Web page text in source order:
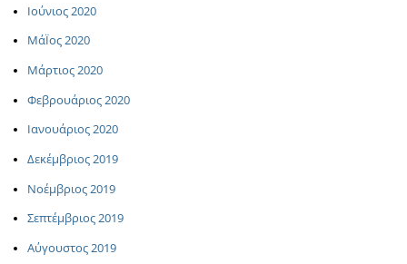
Ιούνιος 2020
ΜάΪος 2020
Μάρτιος 2020
Φεβρουάριος 2020
Ιανουάριος 2020
Δεκέμβριος 2019
Νοέμβριος 2019
Σεπτέμβριος 2019
Αύγουστος 2019